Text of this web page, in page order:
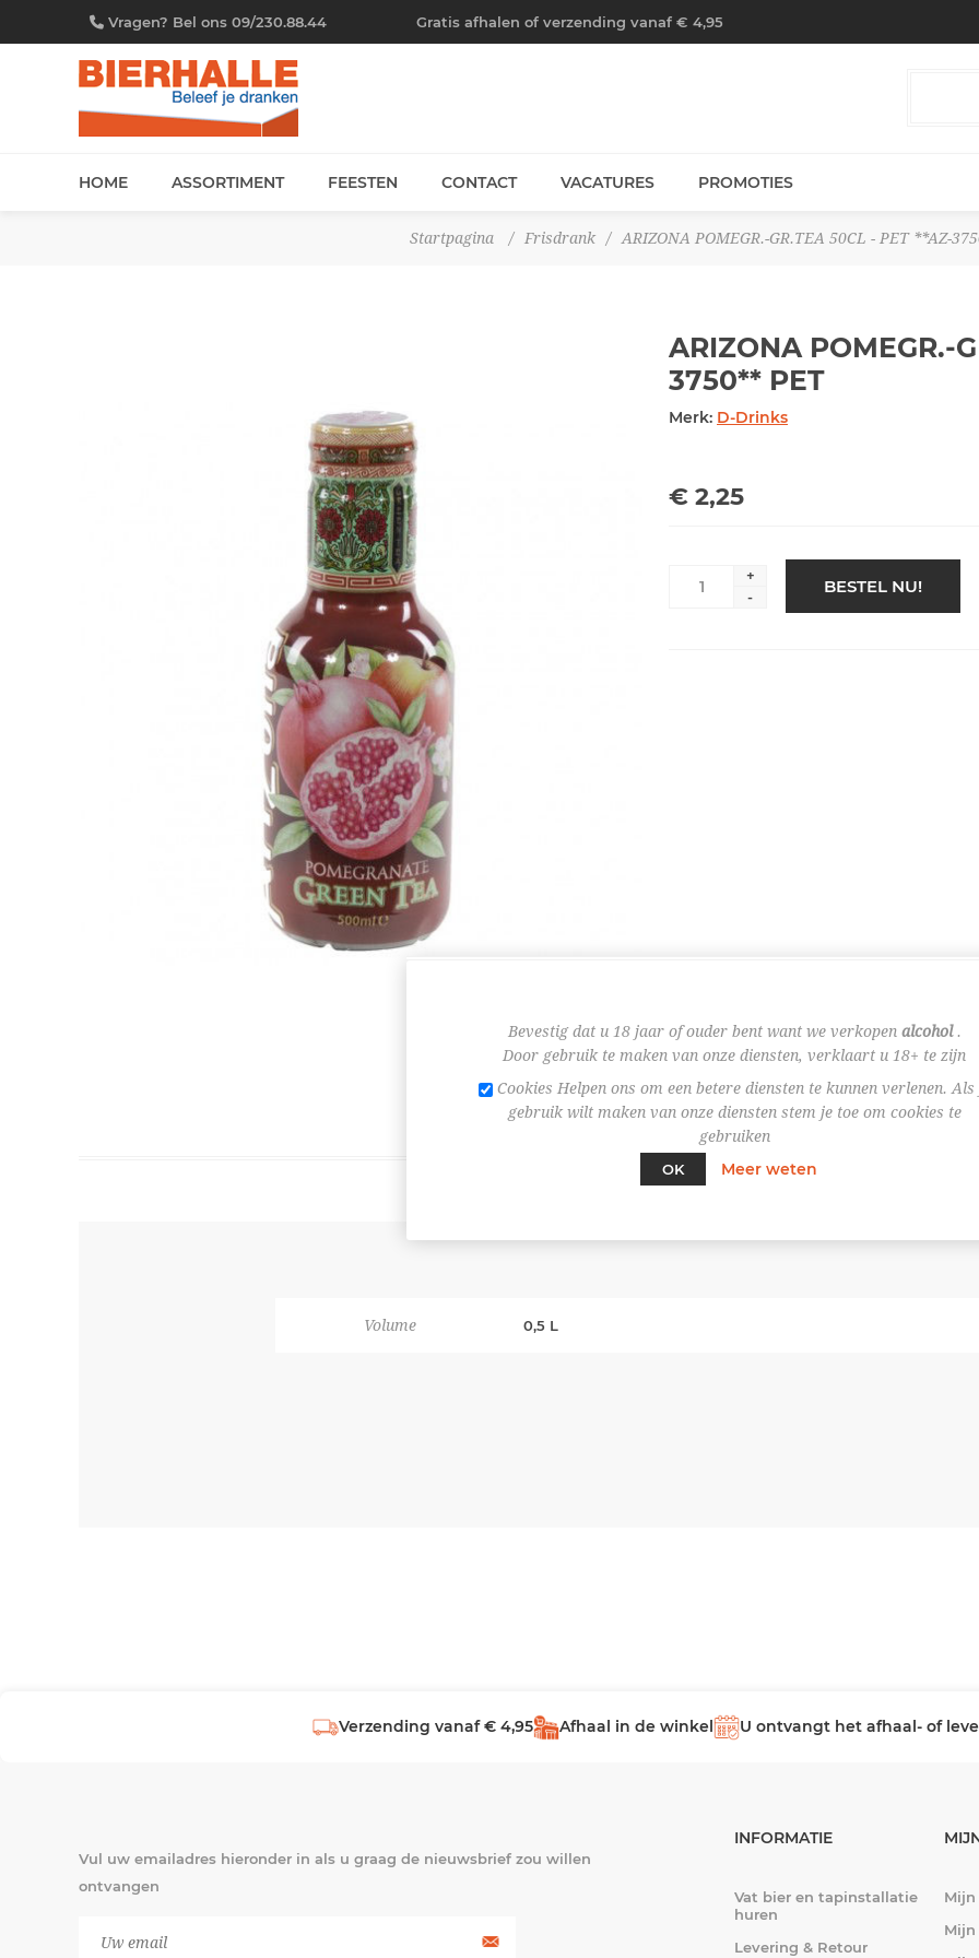
Vragen? Bel ons 09/230.88.44 Gratis afhalen of verzending vanaf € 4,95
HOME ASSORTIMENT FEESTEN CONTACT VACATURES PROMOTIES
Startpagina / Frisdrank / ARIZONA POMEGR.-GR.TEA 50CL - PET **AZ-
ARIZONA POMEGR.-
3750** PET
Merk: D-Drinks
€ 2,25
+
-
BESTEL NU!
SPECIFICATIES
Volume 0,5 L
Verzending vanaf € 4,95 Afhaal in de winkel U ontvangt het afhaal- of
Vul uw emailadres hieronder in als u graag de nieuwsbrief zou willen
ontvangen
INFORMATIE
Vat bier en tapinstallatie
huren
Levering & Retour
Mijn
Mijn
Bevestig dat u 18 jaar of ouder bent want we verkopen alcohol.
Door gebruik te maken van onze diensten, verklaart u 18+ te zijn
Cookies Helpen ons om een betere diensten te kunnen verlenen. Als
gebruik wilt maken van onze diensten stem je toe om cookies te
gebruiken
OK
Meer weten